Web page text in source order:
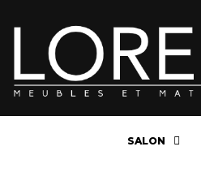
SALON